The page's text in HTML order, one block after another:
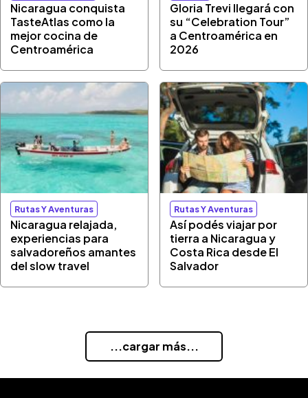
Nicaragua conquista
TasteAtlas como la
mejor cocina de
Centroamérica
Gloria Trevi llegará con
su “Celebration Tour”
a Centroamérica en
2026
Rutas Y Aventuras
Nicaragua relajada,
experiencias para
salvadoreños amantes
del slow travel
Rutas Y Aventuras
Así podés viajar por
tierra a Nicaragua y
Costa Rica desde El
Salvador
...cargar más...